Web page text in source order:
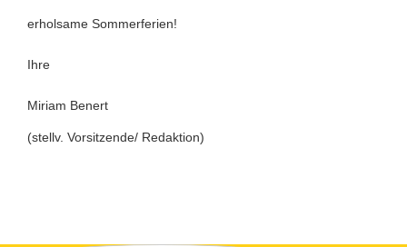
erholsame Sommerferien!
Ihre
Miriam Benert
(stellv. Vorsitzende/ Redaktion)